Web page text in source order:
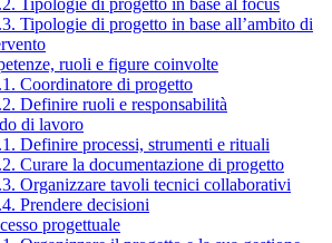
Tipologie di progetto in base al focus
Tipologie di progetto in base all’ambito di
ruoli e figure coinvolte
Coordinatore di progetto
Definire ruoli e responsabilità
di lavoro
Definire processi, strumenti e rituali
Curare la documentazione di progetto
Organizzare tavoli tecnici collaborativi
Prendere decisioni
progettuale